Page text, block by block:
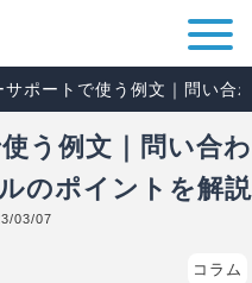
サポートで使う例文｜問い合
う例文｜問い合わ
のポイントを解説
03/07
コラム